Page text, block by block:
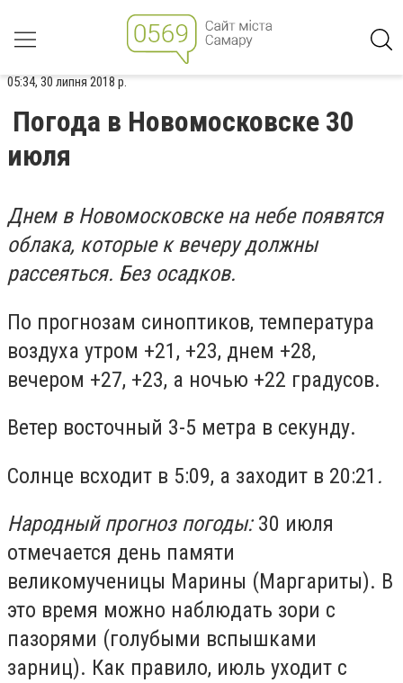
05:34, 30 липня 2018 р.
Погода в Новомосковске 30
июля
Днем в Новомосковске на небе появятся
облака, которые к вечеру должны
рассеяться. Без осадков.
По прогнозам синоптиков, температура
воздуха утром +21, +23, днем +28,
вечером +27, +23, а ночью +22 градусов.
Ветер восточный 3-5 метра в секунду.
Солнце всходит в 5:09, а заходит в 20:21 .
Народный прогноз погоды:30 июля
отмечается день памяти
великомученицы Марины (Маргариты). В
это время можно наблюдать зори с
пазорями (голубыми вспышками
зарниц). Как правило, июль уходит с